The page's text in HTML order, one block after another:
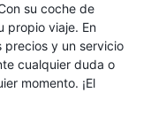
su coche de
propio viaje. En
precios y un servicio
cualquier duda o
momento. ¡El